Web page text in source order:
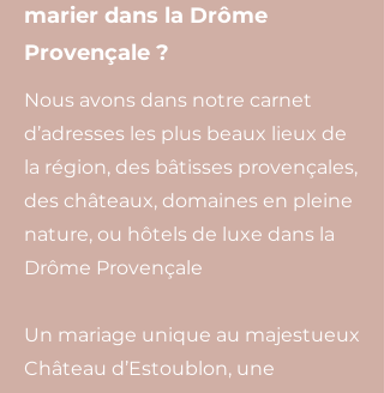
marier dans la Drôme
Provençale ?
Nous avons dans notre carnet
d’adresses les plus beaux lieux de
la région, des bâtisses provençales,
des châteaux, domaines en pleine
nature, ou hôtels de luxe dans la
Drôme Provençale
Un mariage unique au majestueux
Château d’Estoublon, une